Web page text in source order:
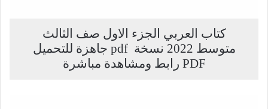
كتاب العربي الجزء الاول صف الثالث
متوسط 2022 نسخة pdf جاهزة للتحميل
PDF رابط ومشاهدة مباشرة